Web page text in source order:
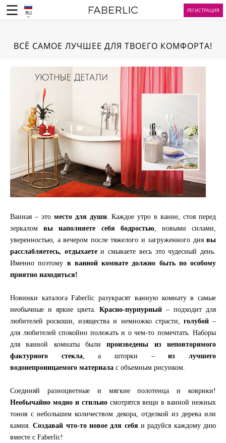
RU РЕГИСТРАЦИЯ
ВСЁ САМОЕ ЛУЧШЕЕ ДЛЯ ТВОЕГО КОМФОРТА!
Ванная – это место для души. Каждое утро в ванне, стоя перед
зеркаломвы наполняете себя бодростью, новыми силами,
уверенностью, а вечером после тяжелого и загруженного дня вы
расслабляетесь, отдыхаетеи смываете весь это чудесный день.
Именно поэтому в ванной комнате должно быть по особому
приятно находиться!
Новинки каталога Faberlic разукрасят ванную комнату в самые
необычные и яркие цвета.Красно-пурпурный – подходит для
любителей роскоши, изящества и немножко страсти, голубой–
для любителей спокойно полежать и о чем-то помечтать. Наборы
для ванной комнаты былипроизведены из неповторимого
фактурного стекла, а шторки –из лучшего
водонепроницаемого материала с объемным рисунком.
Соединяй разноцветные и мягкие полотенца и коврики!
Необычайно модно и стильно смотрятся вещи в ванной нежных
тонов с небольшим количеством декора, отделкой из дерева или
камня.Создавай что-то новое для себяи радуйся каждому дню
вместе с Faberlic!